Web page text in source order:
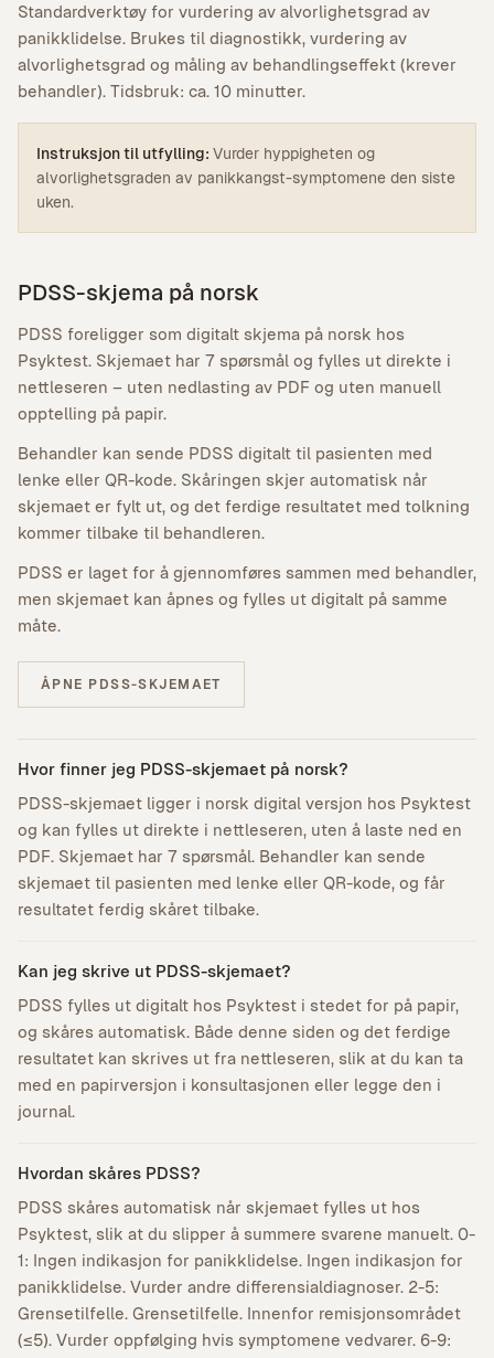
Standardverktøy for vurdering av alvorlighetsgrad av
panikklidelse. Brukes til diagnostikk, vurdering av
alvorlighetsgrad og måling av behandlingseffekt (krever
behandler). Tidsbruk: ca. 10 minutter.
Instruksjon til utfylling: Vurder hyppigheten og
alvorlighetsgraden av panikkangst-symptomene den siste
uken.
PDSS-skjema på norsk
PDSS foreligger som digitalt skjema på norsk hos
Psyktest. Skjemaet har 7 spørsmål og fylles ut direkte i
nettleseren – uten nedlasting av PDF og uten manuell
opptelling på papir.
Behandler kan sende PDSS digitalt til pasienten med
lenke eller QR-kode. Skåringen skjer automatisk når
skjemaet er fylt ut, og det ferdige resultatet med tolkning
kommer tilbake til behandleren.
PDSS er laget for å gjennomføres sammen med behandler,
men skjemaet kan åpnes og fylles ut digitalt på samme
måte.
ÅPNE PDSS-SKJEMAET
Hvor finner jeg PDSS-skjemaet på norsk?
PDSS-skjemaet ligger i norsk digital versjon hos Psyktest
og kan fylles ut direkte i nettleseren, uten å laste ned en
PDF. Skjemaet har 7 spørsmål. Behandler kan sende
skjemaet til pasienten med lenke eller QR-kode, og får
resultatet ferdig skåret tilbake.
Kan jeg skrive ut PDSS-skjemaet?
PDSS fylles ut digitalt hos Psyktest i stedet for på papir,
og skåres automatisk. Både denne siden og det ferdige
resultatet kan skrives ut fra nettleseren, slik at du kan ta
med en papirversjon i konsultasjonen eller legge den i
journal.
Hvordan skåres PDSS?
PDSS skåres automatisk når skjemaet fylles ut hos
Psyktest, slik at du slipper å summere svarene manuelt. 0-
1: Ingen indikasjon for panikklidelse. Ingen indikasjon for
panikklidelse. Vurder andre differensialdiagnoser. 2-5:
Grensetilfelle. Grensetilfelle. Innenfor remisjonsområdet
(≤5). Vurder oppfølging hvis symptomene vedvarer. 6-9: